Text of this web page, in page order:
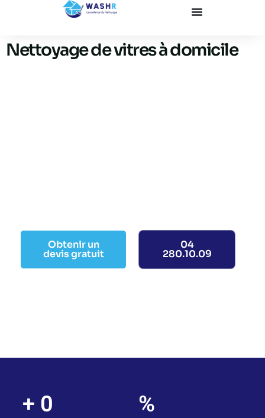
Nettoyage de vitres à domicile
Obtenir un
devis gratuit
04
280.10.09
+ 0 %